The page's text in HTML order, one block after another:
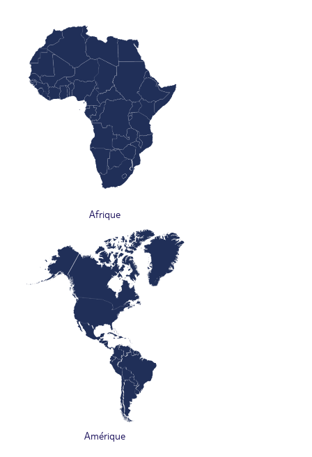
Afrique
Amérique